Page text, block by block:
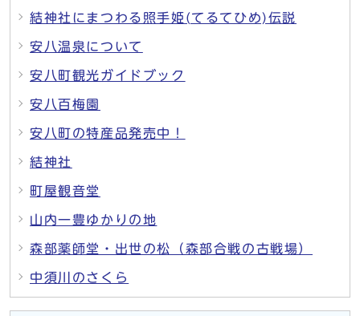
結神社にまつわる照手姫(てるてひめ)伝説
安八温泉について
安八町観光ガイドブック
安八百梅園
安八町の特産品発売中！
結神社
町屋観音堂
山内一豊ゆかりの地
森部薬師堂・出世の松（森部合戦の古戦場）
中須川のさくら